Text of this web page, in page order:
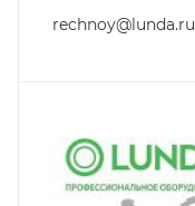
rechnoy@lunda.ru